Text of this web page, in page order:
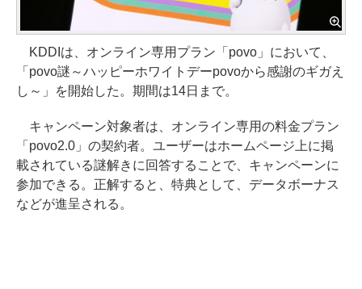
KDDIは、オンライン専用プラン「povo」において、
「povo謎～ハッピーホワイトデーpovoから感謝のギガえ
し～」を開始した。期間は14日まで。
キャンペーン対象者は、オンライン専用の料金プラン
「povo2.0」の契約者。ユーザーはホームページ上に掲
載されている謎解きに回答することで、キャンペーンに
参加できる。正解すると、特典として、データボーナス
などが進呈される。